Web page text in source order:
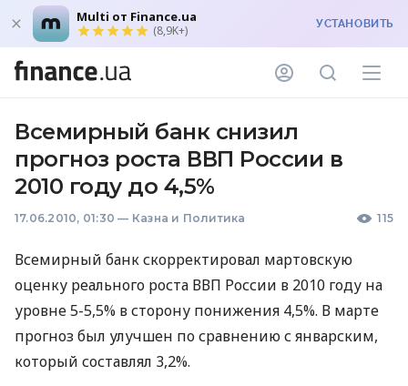
Multi от Finance.ua
(8,9K+) УСТАНОВИТЬ
Всемирный банк снизил
прогноз роста ВВП России в
2010 году до 4,5%
17.06.2010, 01:30 — Казна и Политика 115
Всемирный банк скорректировал мартовскую
оценку реального роста ВВП России в 2010 году на
уровне 5-5,5% в сторону понижения 4,5%. В марте
прогноз был улучшен по сравнению с январским,
который составлял 3,2%.